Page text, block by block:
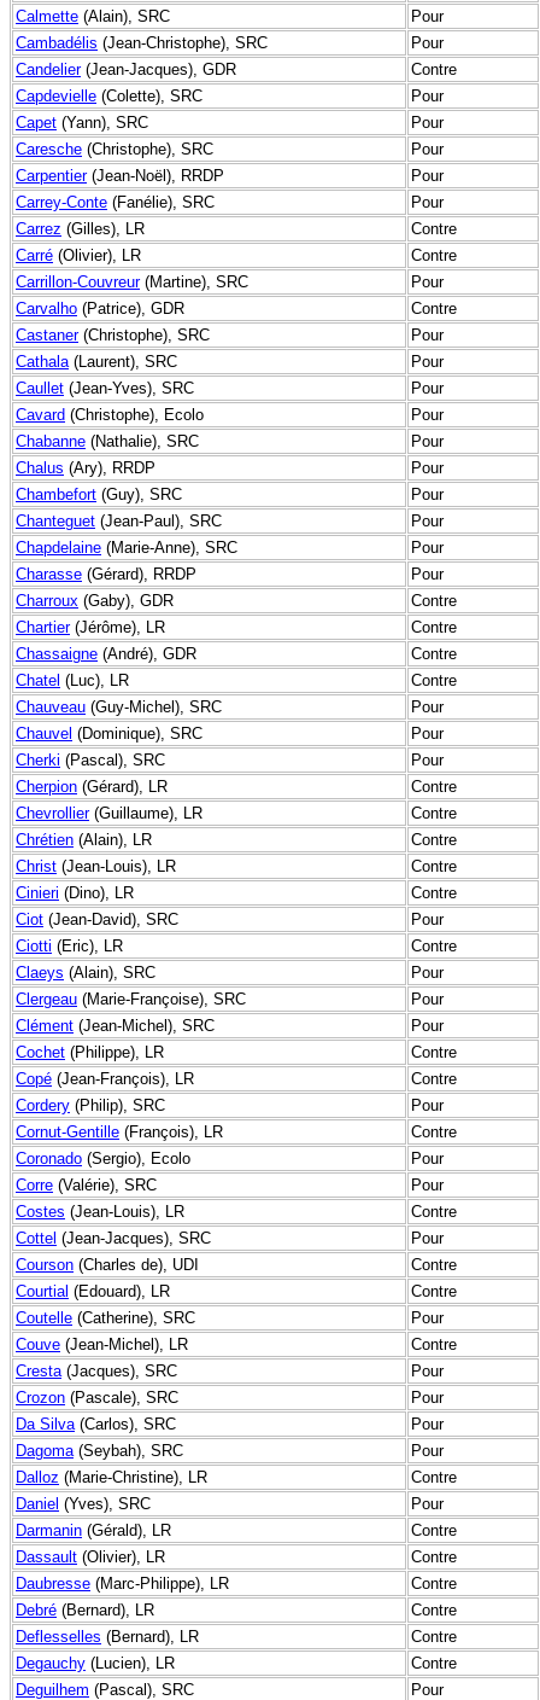
Calmette (Alain), SRC
Pour
Cambadélis (Jean-Christophe), SRC
Pour
Candelier(Jean-Jacques), GDR
Contre
Capdevielle (Colette), SRC
Pour
Capet (Yann), SRC
Pour
Caresche (Christophe), SRC
Pour
Carpentier(Jean-Noël), RRDP
Pour
Carrey-Conte (Fanélie), SRC
Pour
Carrez (Gilles), LR
Contre
Carré (Olivier), LR
Contre
Carrillon-Couvreur(Martine), SRC
Pour
Carvalho (Patrice), GDR
Contre
Castaner(Christophe), SRC
Pour
Cathala(Laurent), SRC
Pour
Caullet (Jean-Yves), SRC
Pour
Cavard (Christophe), Ecolo
Pour
Chabanne (Nathalie), SRC
Pour
Chalus (Ary), RRDP
Pour
Chambefort (Guy), SRC
Pour
Chanteguet (Jean-Paul), SRC
Pour
Chapdelaine (Marie-Anne), SRC
Pour
Charasse (Gérard), RRDP
Pour
Charroux (Gaby), GDR
Contre
Chartier(Jérôme), LR
Contre
Chassaigne (André), GDR
Contre
Chatel (Luc), LR
Contre
Chauveau (Guy-Michel), SRC
Pour
Chauvel (Dominique), SRC
Pour
Cherki (Pascal), SRC
Pour
Cherpion (Gérard), LR
Contre
Chevrollier(Guillaume), LR
Contre
Chrétien (Alain), LR
Contre
Christ (Jean-Louis), LR
Contre
Cinieri (Dino), LR
Contre
Ciot (Jean-David), SRC
Pour
Ciotti (Eric), LR
Contre
Claeys (Alain), SRC
Pour
Clergeau (Marie-Françoise), SRC
Pour
Clément (Jean-Michel), SRC
Pour
Cochet (Philippe), LR
Contre
Copé (Jean-François), LR
Contre
Cordery (Philip), SRC
Pour
Cornut-Gentille (François), LR
Contre
Coronado (Sergio), Ecolo
Pour
Corre (Valérie), SRC
Pour
Costes (Jean-Louis), LR
Contre
Cottel (Jean-Jacques), SRC
Pour
Courson (Charles de), UDI
Contre
Courtial (Edouard), LR
Contre
Coutelle (Catherine), SRC
Pour
Couve (Jean-Michel), LR
Contre
Cresta(Jacques), SRC
Pour
Crozon (Pascale), SRC
Pour
Da Silva(Carlos), SRC
Pour
Dagoma(Seybah), SRC
Pour
Dalloz (Marie-Christine), LR
Contre
Daniel (Yves), SRC
Pour
Darmanin (Gérald), LR
Contre
Dassault (Olivier), LR
Contre
Daubresse (Marc-Philippe), LR
Contre
Debré (Bernard), LR
Contre
Deflesselles (Bernard), LR
Contre
Degauchy (Lucien), LR
Contre
Deguilhem (Pascal), SRC Pour